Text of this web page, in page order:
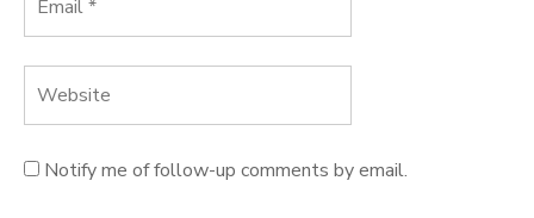
Notify me of follow-up comments by email.